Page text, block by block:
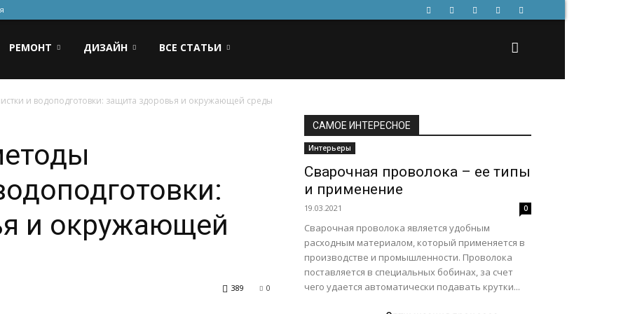
РЕМОНТ ДИЗАЙН ВСЕ СТАТЬИ
и водоподготовки: защита здоровья и окружающей среды
и окружающей
0
389
САМОЕ ИНТЕРЕСНОЕ
Интерьеры
Сварочная проволока – ее типы
и применение
19.03.2021 0
Сварочная проволока является удобным
расходным материалом, который применяется в
производстве и промышленности. Проволока
поставляется в специальных бобинах, за счет
чего удается автоматически подавать крутки...